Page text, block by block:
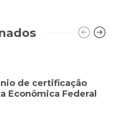
de certificação
Econômica Federal